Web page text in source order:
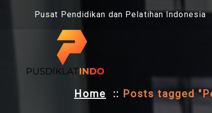
Pusat Pendidikan dan Pelatihan Indonesia
Home :: Posts tagged